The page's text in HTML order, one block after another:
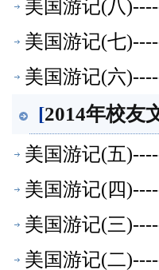
美国游记(八
美国游记(七
美国游记(六
[2014年校友
美国游记(五
美国游记(四
美国游记(三
美国游记(二